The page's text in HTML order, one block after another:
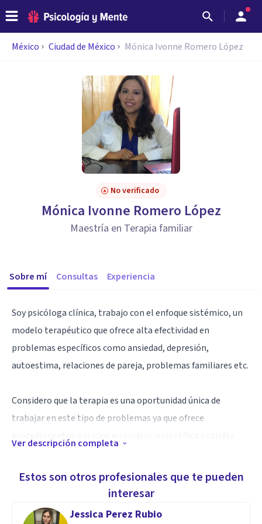
México Ciudad de México Mónica Ivonne Romero López
No verificado
Mónica Ivonne Romero López
Maestría en Terapia familiar
Sobre mí Consultas Experiencia
Soy psicóloga clínica, trabajo con el enfoque sistémico, un
modelo terapéutico que ofrece alta efectividad en
problemas específicos como ansiedad, depresión,
autoestima, relaciones de pareja, problemas familiares etc.
Considero que la terapia es una oportunidad única de
trabajar en este tipo de problemas ya que ofrece
en poco tiempo y que se mantengan.
Soy egresada de la Universidad Autónoma de México (UNAM)
Ver descripción completa
Estos son otros profesionales que te pueden
interesar
Jessica Perez Rubio